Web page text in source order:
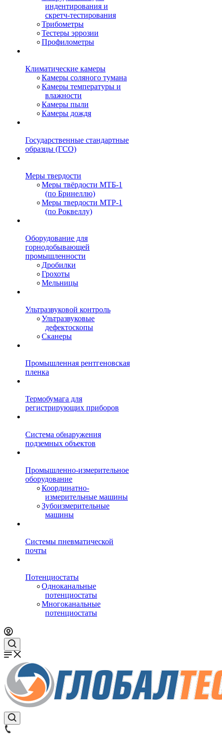
индентирования и
скретч-тестирования
Трибометры
Тестеры эррозии
Профилометры
Климатические камеры
Камеры соляного тумана
Камеры температуры и
влажности
Камеры пыли
Камеры дождя
Государственные стандартные
образцы (ГСО)
Меры твердости
Меры твёрдости МТБ-1
(по Бринеллю)
Меры твердости МТР-1
(по Роквеллу)
Оборудование для
горнодобывающей
промышленности
Дробилки
Грохоты
Мельницы
Ультразвуковой контроль
Ультразвуковые
дефектоскопы
Сканеры
Промышленная рентгеновская
пленка
Термобумага для
регистрирующих приборов
Система обнаружения
подземных объектов
Промышленно-измерительное
оборудование
Координатно-
измерительные машины
Зубоизмерительные
машины
Системы пневматической
почты
Потенциостаты
Одноканальные
потенциостаты
Многоканальные
потенциостаты